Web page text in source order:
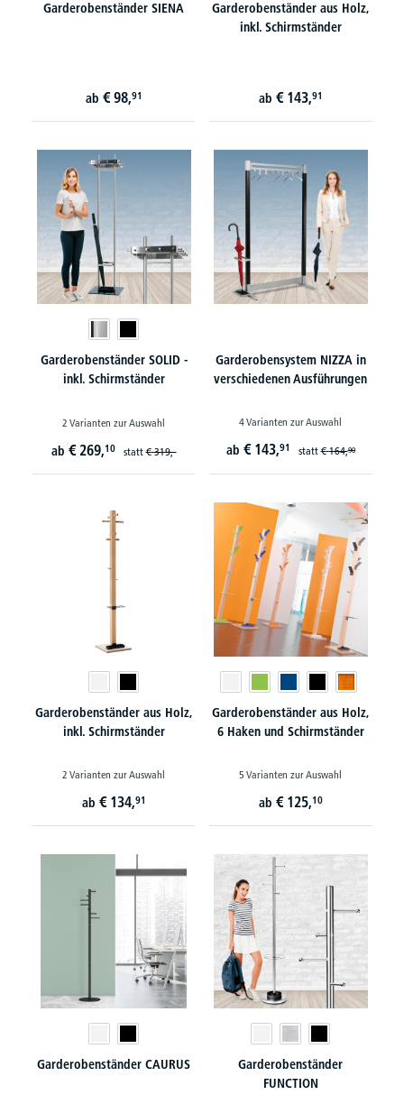
Garderobenständer SIENA
ab € 98,91
Garderobenständer aus Holz,
inkl. Schirmständer
ab € 143,91
Garderobenständer SOLID -
inkl. Schirmständer
2 Varianten zur Auswahl
ab € 269,10 statt€ 319,-
Garderobensystem NIZZA in
verschiedenen Ausführungen
4 Varianten zur Auswahl
ab € 143,91 statt€ 164,90
Garderobenständer aus Holz,
inkl. Schirmständer
2 Varianten zur Auswahl
ab € 134,91
Garderobenständer aus Holz,
6 Haken und Schirmständer
5 Varianten zur Auswahl
ab € 125,10
Garderobenständer CAURUS
Garderobenständer
FUNCTION